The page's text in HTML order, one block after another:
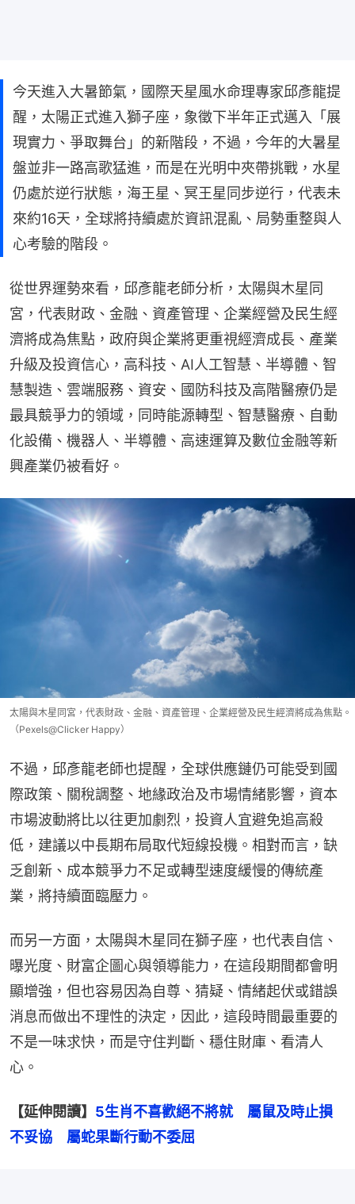
今天進入大暑節氣，國際天星風水命理專家邱彥龍提
醒，太陽正式進入獅子座，象徵下半年正式邁入「展
現實力、爭取舞台」的新階段，不過，今年的大暑星
盤並非一路高歌猛進，而是在光明中夾帶挑戰，水星
仍處於逆行狀態，海王星、冥王星同步逆行，代表未
來約16天，全球將持續處於資訊混亂、局勢重整與人
心考驗的階段。
從世界運勢來看，邱彥龍老師分析，太陽與木星同
宮，代表財政、金融、資產管理、企業經營及民生經
濟將成為焦點，政府與企業將更重視經濟成長、產業
升級及投資信心，高科技、AI人工智慧、半導體、智
慧製造、雲端服務、資安、國防科技及高階醫療仍是
最具競爭力的領域，同時能源轉型、智慧醫療、自動
化設備、機器人、半導體、高速運算及數位金融等新
興產業仍被看好。
太陽與木星同宮，代表財政、金融、資產管理、企業經營及民生經濟將成為焦點。
（Pexels@Clicker Happy）
不過，邱彥龍老師也提醒，全球供應鏈仍可能受到國
際政策、關稅調整、地緣政治及市場情緒影響，資本
市場波動將比以往更加劇烈，投資人宜避免追高殺
低，建議以中長期布局取代短線投機。相對而言，缺
乏創新、成本競爭力不足或轉型速度緩慢的傳統產
業，將持續面臨壓力。
而另一方面，太陽與木星同在獅子座，也代表自信、
曝光度、財富企圖心與領導能力，在這段期間都會明
顯增強，但也容易因為自尊、猜疑、情緒起伏或錯誤
消息而做出不理性的決定，因此，這段時間最重要的
不是一味求快，而是守住判斷、穩住財庫、看清人
心。
【延伸閱讀】 5生肖不喜歡絕不將就　屬鼠及時止損
不妥協　屬蛇果斷行動不委屈